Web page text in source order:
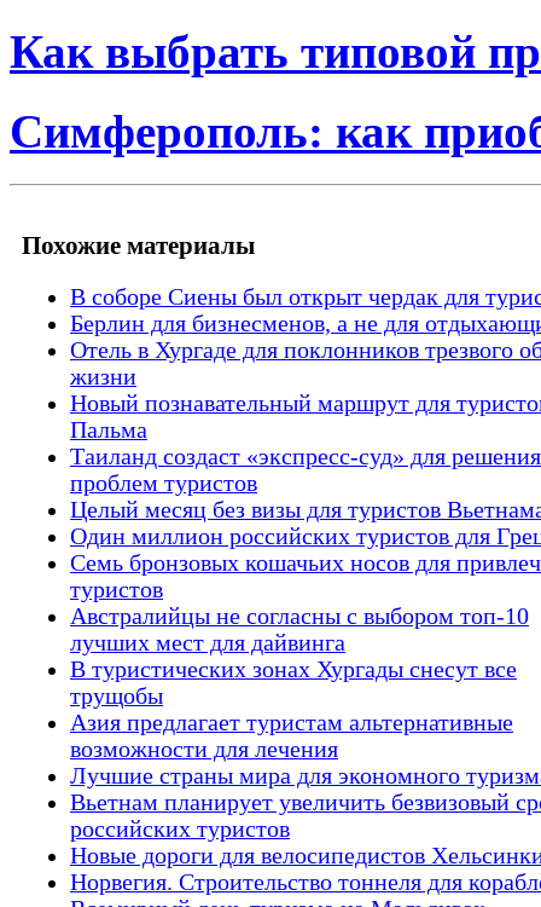
Как выбрать типовой
Симферополь: как
Похожие материалы
В соборе Сиены был открыт чердак для
Берлин для бизнесменов, а не для
Отель в Хургаде для поклонников трезвого
жизни
Новый познавательный маршрут для
Пальма
Таиланд создаст «экспресс-суд» для решения
проблем туристов
Целый месяц без визы для туристов
Один миллион российских туристов для
Семь бронзовых кошачьих носов для
туристов
Австралийцы не согласны с выбором топ-10
лучших мест для дайвинга
В туристических зонах Хургады снесут все
трущобы
Азия предлагает туристам альтернативные
возможности для лечения
Лучшие страны мира для экономного
Вьетнам планирует увеличить безвизовый
российских туристов
Новые дороги для велосипедистов
Норвегия. Строительство тоннеля для